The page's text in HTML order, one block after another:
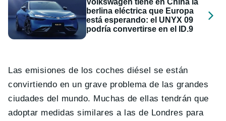
Volkswagen tiene en China la
berlina eléctrica que Europa
está esperando: el UNYX 09
podría convertirse en el ID.9
Las emisiones de los coches diésel se están
convirtiendo en un grave problema de las grandes
ciudades del mundo. Muchas de ellas tendrán que
adoptar medidas similares a las de Londres para